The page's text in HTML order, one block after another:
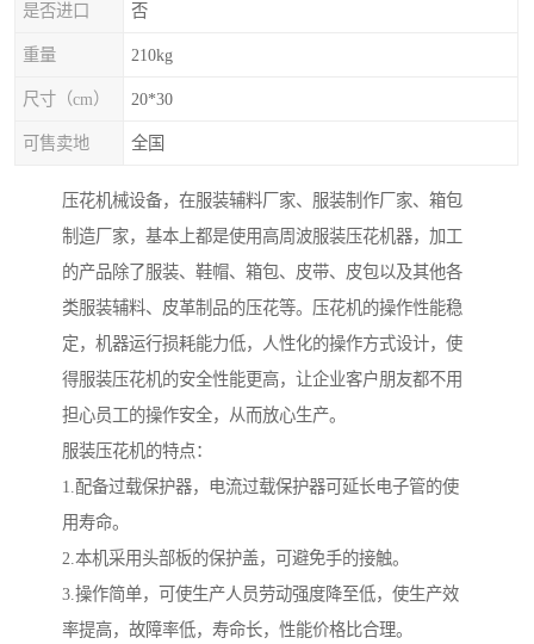
是否进口 否
重量 210kg
尺寸（cm） 20*30
可售卖地 全国
压花机械设备，在服装辅料厂家、服装制作厂家、箱包
制造厂家，基本上都是使用高周波服装压花机器，加工
的产品除了服装、鞋帽、箱包、皮带、皮包以及其他各
类服装辅料、皮革制品的压花等。压花机的操作性能稳
定，机器运行损耗能力低，人性化的操作方式设计，使
得服装压花机的安全性能更高，让企业客户朋友都不用
担心员工的操作安全，从而放心生产。
服装压花机的特点：
1.配备过载保护器，电流过载保护器可延长电子管的使
用寿命。
2.本机采用头部板的保护盖，可避免手的接触。
3.操作简单，可使生产人员劳动强度降至低，使生产效
率提高，故障率低，寿命长，性能价格比合理。